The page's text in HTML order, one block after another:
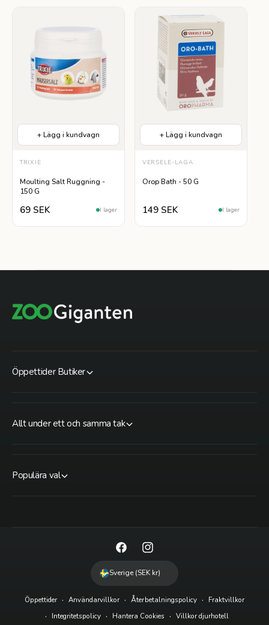
+ Lägg i kundvagn
TRIXIE
Moulting Salt Ruggning -
150 G
69 SEK I lager
+ Lägg i kundvagn
VERSELE-LAGA
Orop Bath - 50 G
149 SEK I lager
Öppettider Butiker
Allt under ett och samma tak
Populära val
Öppettider Användarvillkor Återbetalningspolicy
Fraktvillkor
Integritetspolicy
Hantera Cookies Villkor djurhotell
F
a
e
b
I
n
t
a
Sverige (SEK kr)